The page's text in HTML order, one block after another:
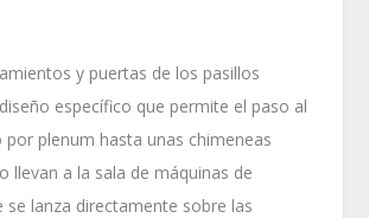
y puertas de los pasillos
específico que permite el paso al
plenum hasta unas chimeneas
llevan a la sala de máquinas de
se lanza directamente sobre las